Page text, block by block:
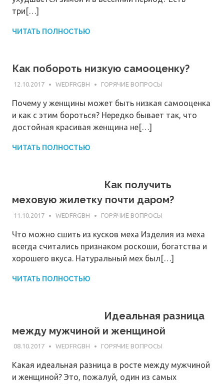
три[…]
ЧИТАТЬ ПОЛНОСТЬЮ
Как побороть низкую самооценку?
12.10.2017 WEDFRGBH ГОРЯЧИЕ ВОПРОСЫ
Почему у женщины может быть низкая самооценка
и как с этим бороться? Нередко бывает так, что
достойная красивая женщина не[…]
ЧИТАТЬ ПОЛНОСТЬЮ
Как получить
меховую жилетку почти даром?
11.10.2017 WEDFRGBH ГОРЯЧИЕ ВОПРОСЫ
Что можно сшить из кусков меха Изделия из меха
всегда считались признаком роскоши, богатства и
хорошего вкуса. Натуральный мех был[…]
ЧИТАТЬ ПОЛНОСТЬЮ
Идеальная разница
между мужчиной и женщиной
08.10.2017 WEDFRGBH ГОРЯЧИЕ ВОПРОСЫ
Какая идеальная разница в росте между мужчиной
и женщиной? Это, пожалуй, один из самых